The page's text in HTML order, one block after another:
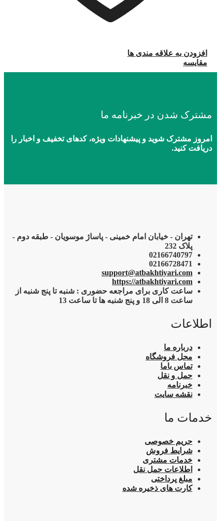
افزودن به علاقه مندی ها
مقایسه
مشترک شدن در خبرنامه ما
امروز مشترک شوید و پیشنهادات ویژه، کدهای تخفیف و اخبار را
دریافت کنید.
تهران - خیابان امام خمینی - پاساژ موسویان - طبقه دوم -
پلاک 232
02166740797
02166728471
support@atbakhtiyari.com
https://atbakhtiyari.com
ساعت کاری برای مراجعه حضوری : شنبه تا پنج شنبه از
ساعت 8 الی 18 و پنج شنبه ها تا ساعت 13
اطلاعات
درباره ما
محل فروشگاه
تماس باما
حمل و نقل
خبرنامه
نقشه سایت
خدمات ما
حریم خصوصی
شرایط فروش
خدمات مشتری
اطلاعات حمل نقل
مبلغ پرداختی
کارت های ذخیره شده